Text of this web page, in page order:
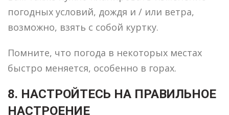
погодных условий, дождя и / или ветра,
возможно, взять с собой куртку.
Помните, что погода в некоторых местах
быстро меняется, особенно в горах.
8. НАСТРОЙТЕСЬ НА ПРАВИЛЬНОЕ
НАСТРОЕНИЕ